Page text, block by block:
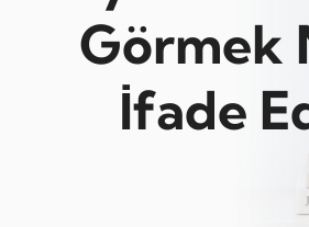
Görmek
İfade